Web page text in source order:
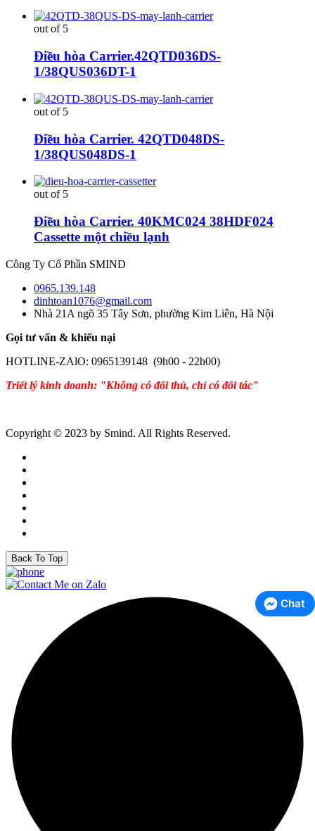
out of 5
Điều hòa Carrier.42QTD036DS-
1/38QUS036DT-1
out of 5
Điều hòa Carrier. 42QTD048DS-
1/38QUS048DS-1
out of 5
Điều hòa Carrier. 40KMC024 38HDF024
Cassette một chiều lạnh
Công Ty Cổ Phần SMIND
0965.139.148
dinhtoan1076@gmail.com
Nhà 21A ngõ 35 Tây Sơn, phường Kim Liên, Hà Nội
Gọi tư vấn & khiếu nại
HOTLINE-ZAlO: 0965139148 (9h00 - 22h00)
Triết lý kinh doanh: "Không có đối thủ, chỉ có đối tác"
Copyright © 2023 by Smind. All Rights Reserved.
Back To Top
Chat